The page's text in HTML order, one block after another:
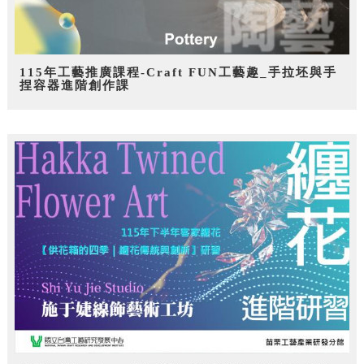
115年工藝推廣課程-Craft FUN工藝趣_手拉坯與手
捏容器進階創作課